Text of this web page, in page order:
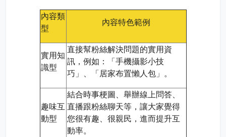
內容類
型
內容特色範例
實用知
識型
直接幫粉絲解決問題的實用資
訊，例如：「手機攝影小技
巧」、「居家布置懶人包」。
趣味互
動型
結合時事梗圖、舉辦線上問答、
直播跟粉絲聊天等，讓大家覺得
您很有趣、很親民，進而提升互
動率。